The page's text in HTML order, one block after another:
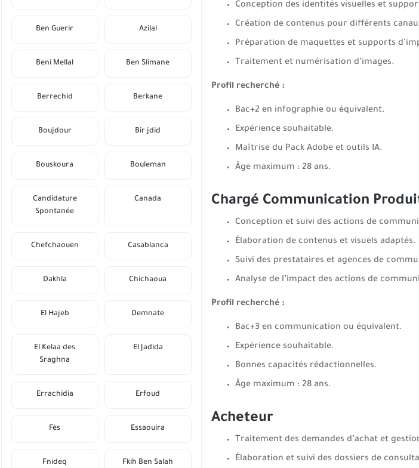
Conception des identités visuelles et
Création de contenus pour différents
Préparation de maquettes et supports
Traitement et numérisation d’images.
Profil recherché :
Bac+2 en infographie ou équivalent.
Expérience souhaitable.
Maîtrise du Pack Adobe et outils IA.
Âge maximum : 28 ans.
Chargé Communication
Conception et suivi des actions de
Élaboration de contenus et visuels adaptés.
Suivi des prestataires et agences de
Analyse de l’impact des actions de
Profil recherché :
Bac+3 en communication ou équivalent.
Expérience souhaitable.
Bonnes capacités rédactionnelles.
Âge maximum : 28 ans.
Acheteur
Traitement des demandes d’achat et
Élaboration et suivi des dossiers de
Azilal
Ben Guerir
Ben Slimane
Beni Mellal
Berkane
Berrechid
Bir jdid
Boujdour
Bouleman
Bouskoura
Canada
Candidature
Spontanée
Casablanca
Chefchaouen
Chichaoua
Dakhla
Demnate
El Hajeb
El Jadida
El Kelaa des
Sraghna
Erfoud
Errachidia
Essaouira
Fès
Fkih Ben Salah
Fnideq